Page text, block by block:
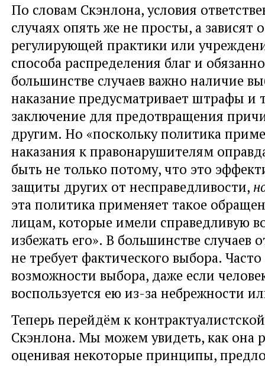
По словам Скэнлона, условия
случаях опять же не просты, а зависят
регулирующей практики или
способа распределения благ и
большинстве случаев важно наличие
наказание предусматривает штрафы и
заключение для предотвращения
другим. Но «поскольку политика
наказания к правонарушителям
быть не только потому, что это
защиты других от несправедливости,
эта политика применяет такое
лицам, которые имели справедливую
избежать его». В большинстве случаев
не требует фактического выбора.
возможности выбора, даже если
воспользуется ею из-за небрежности
Теперь перейдём к
Скэнлона. Мы можем увидеть, как она
оценивая некоторые принципы,